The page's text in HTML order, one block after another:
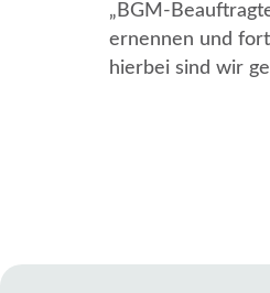
„BGM-
ernennen und
hierbei sind wir